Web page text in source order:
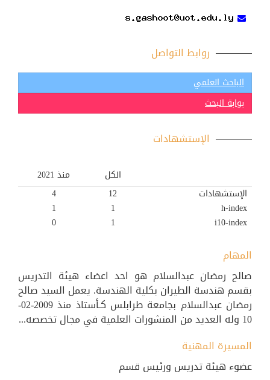
روابط التواصل
الباحث العلمي
بوابة البحث
الإستشهادات
الكل
منذ 2021
الإستشهادات
12
4
h-index
1
1
i10-index
1
0
المهام
صالح رمضان عبدالسلام هو احد اعضاء هيئة التدريس
بقسم هندسة الطيران بكلية الهندسة. يعمل السيد صالح
رمضان عبدالسلام بجامعة طرابلس كـأستاذ منذ 2009-02-
10 وله العديد من المنشورات العلمية في مجال تخصصه...
المسيرة المهنية
عضوء هيئة تدريس ورئيس قسم